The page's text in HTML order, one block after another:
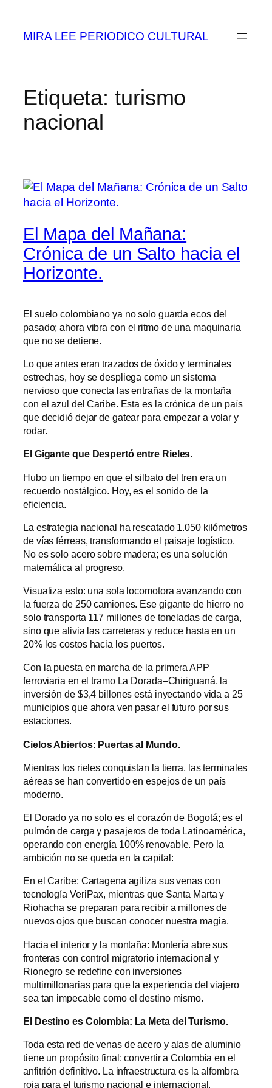
contenido
MIRA LEE PERIODICO CULTURAL
Etiqueta: turismo
nacional
El Mapa del Mañana:
Crónica de un Salto hacia el
Horizonte.
El suelo colombiano ya no solo guarda ecos del
pasado; ahora vibra con el ritmo de una maquinaria
que no se detiene.
Lo que antes eran trazados de óxido y terminales
estrechas, hoy se despliega como un sistema
nervioso que conecta las entrañas de la montaña
con el azul del Caribe. Esta es la crónica de un país
que decidió dejar de gatear para empezar a volar y
rodar.
El Gigante que Despertó entre Rieles.
Hubo un tiempo en que el silbato del tren era un
recuerdo nostálgico. Hoy, es el sonido de la
eficiencia.
La estrategia nacional ha rescatado 1.050 kilómetros
de vías férreas, transformando el paisaje logístico.
No es solo acero sobre madera; es una solución
matemática al progreso.
Visualiza esto: una sola locomotora avanzando con
la fuerza de 250 camiones. Ese gigante de hierro no
solo transporta 117 millones de toneladas de carga,
sino que alivia las carreteras y reduce hasta en un
20% los costos hacia los puertos.
Con la puesta en marcha de la primera APP
ferroviaria en el tramo La Dorada–Chiriguaná, la
inversión de $3,4 billones está inyectando vida a 25
municipios que ahora ven pasar el futuro por sus
estaciones.
Cielos Abiertos: Puertas al Mundo.
Mientras los rieles conquistan la tierra, las terminales
aéreas se han convertido en espejos de un país
moderno.
El Dorado ya no solo es el corazón de Bogotá; es el
pulmón de carga y pasajeros de toda Latinoamérica,
operando con energía 100% renovable. Pero la
ambición no se queda en la capital:
En el Caribe: Cartagena agiliza sus venas con
tecnología VeriPax, mientras que Santa Marta y
Riohacha se preparan para recibir a millones de
nuevos ojos que buscan conocer nuestra magia.
Hacia el interior y la montaña: Montería abre sus
fronteras con control migratorio internacional y
Rionegro se redefine con inversiones
multimillonarias para que la experiencia del viajero
sea tan impecable como el destino mismo.
El Destino es Colombia: La Meta del Turismo.
Toda esta red de venas de acero y alas de aluminio
tiene un propósito final: convertir a Colombia en el
anfitrión definitivo. La infraestructura es la alfombra
roja para el turismo nacional e internacional.